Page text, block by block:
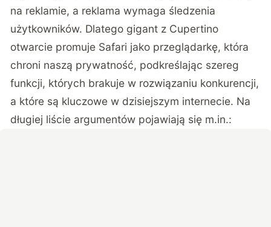
na reklamie, a reklama wymaga śledzenia
użytkowników. Dlatego gigant z Cupertino
otwarcie promuje Safari jako przeglądarkę, która
chroni naszą prywatność, podkreślając szereg
funkcji, których brakuje w rozwiązaniu konkurencji,
a które są kluczowe w dzisiejszym internecie. Na
długiej liście argumentów pojawiają się m.in.: